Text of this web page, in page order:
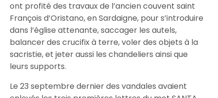
ont profité des travaux de l’ancien couvent saint
François d’Oristano, en Sardaigne, pour s’introduire
dans l’église attenante, saccager les autels,
balancer des crucifix à terre, voler des objets à la
sacristie, et jeter aussi les chandeliers ainsi que
leurs supports.
Le 23 septembre dernier des vandales avaient